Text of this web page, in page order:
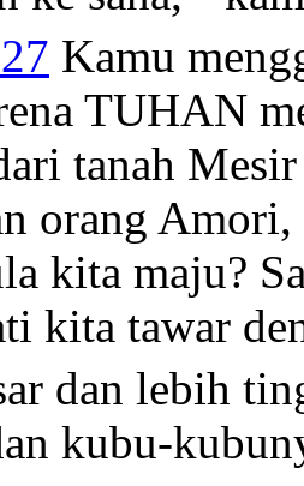
Kamu
TUHAN
tanah
orang
kita maju?
kita tawar
dan lebih
kubu-